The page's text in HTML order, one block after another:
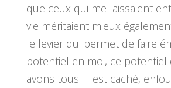
que ceux qui me laissaient
vie méritaient mieux
le levier qui permet de faire
potentiel en moi, ce potentiel
avons tous. Il est caché,